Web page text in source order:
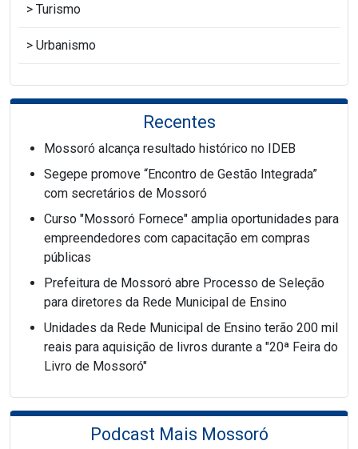
Turismo
Urbanismo
Recentes
Mossoró alcança resultado histórico no IDEB
Segepe promove “Encontro de Gestão Integrada”
com secretários de Mossoró
Curso "Mossoró Fornece" amplia oportunidades para
empreendedores com capacitação em compras
públicas
Prefeitura de Mossoró abre Processo de Seleção
para diretores da Rede Municipal de Ensino
Unidades da Rede Municipal de Ensino terão 200 mil
reais para aquisição de livros durante a "20ª Feira do
Livro de Mossoró"
Podcast Mais Mossoró